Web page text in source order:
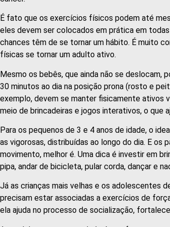
É fato que os exercícios físicos podem até
eles devem ser colocados em prática em
chances têm de se tornar um hábito. É muito
físicas se tornar um adulto ativo.
Mesmo os bebês, que ainda não se deslocam,
30 minutos ao dia na posição prona (rosto e
exemplo, devem se manter fisicamente ativos
meio de brincadeiras e jogos interativos, o que
Para os pequenos de 3 e 4 anos de idade, o
as vigorosas, distribuídas ao longo do dia. E os
movimento, melhor é. Uma dica é investir em
pipa, andar de bicicleta, pular corda, dançar e
Já as crianças mais velhas e os adolescentes
precisam estar associadas a exercícios de
ela ajuda no processo de socialização,